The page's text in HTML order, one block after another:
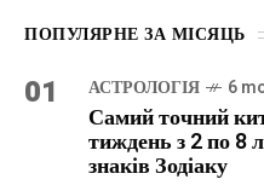
ПОПУЛЯРНЕ ЗА МІСЯЦЬ
01 АСТРОЛОГІЯ 6
Самий точний
тиждень з 2 по 8
знаків Зодіаку